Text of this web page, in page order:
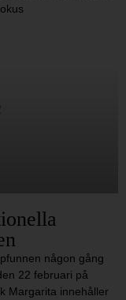
någon gång
22 februari på
Margarita innehåller